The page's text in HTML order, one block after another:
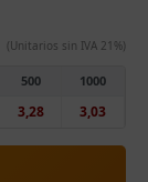
(Unitarios sin IVA 21%)
500
3,28
1000
3,03